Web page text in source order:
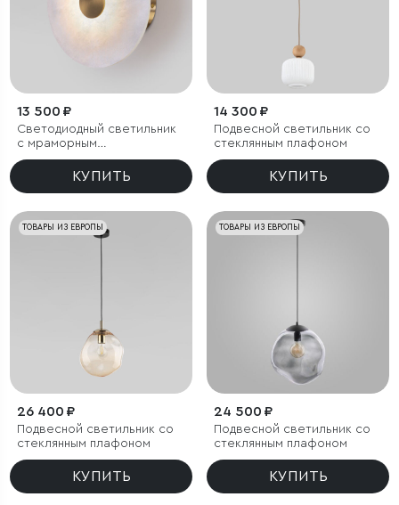
13 500 ₽
Светодиодный светильник
с мраморным
рассеивателем
КУПИТЬ
14 300 ₽
Подвесной светильник со
стеклянным плафоном
КУПИТЬ
ТОВАРЫ ИЗ ЕВРОПЫ
26 400 ₽
Подвесной светильник со
стеклянным плафоном
КУПИТЬ
ТОВАРЫ ИЗ ЕВРОПЫ
24 500 ₽
Подвесной светильник со
стеклянным плафоном
КУПИТЬ